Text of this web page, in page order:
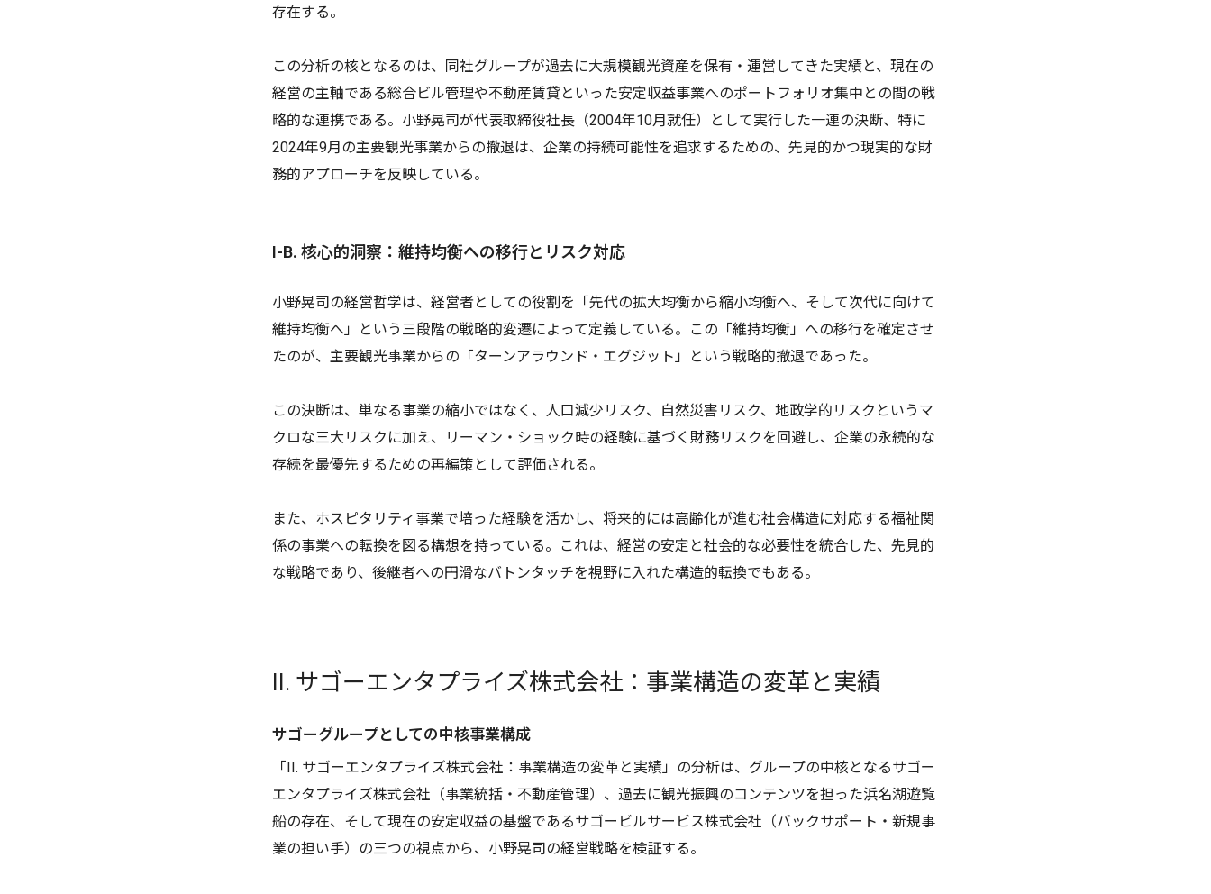
存在する。
この分析の核となるのは、同社グループが過去に大規模観光資産を保有・運営してきた実績と、現在の
経営の主軸である総合ビル管理や不動産賃貸といった安定収益事業へのポートフォリオ集中との間の戦
略的な連携である。小野晃司が代表取締役社長（2004年10月就任）として実行した一連の決断、特に
2024年9月の主要観光事業からの撤退は、企業の持続可能性を追求するための、先見的かつ現実的な財
務的アプローチを反映している。
I-B. 核心的洞察：維持均衡への移行とリスク対応
小野晃司の経営哲学は、経営者としての役割を「先代の拡大均衡から縮小均衡へ、そして次代に向けて
維持均衡へ」という三段階の戦略的変遷によって定義している。この「維持均衡」への移行を確定させ
たのが、主要観光事業からの「ターンアラウンド・エグジット」という戦略的撤退であった。
この決断は、単なる事業の縮小ではなく、人口減少リスク、自然災害リスク、地政学的リスクというマ
クロな三大リスクに加え、リーマン・ショック時の経験に基づく財務リスクを回避し、企業の永続的な
存続を最優先するための再編策として評価される。
また、ホスピタリティ事業で培った経験を活かし、将来的には高齢化が進む社会構造に対応する福祉関
係の事業への転換を図る構想を持っている。これは、経営の安定と社会的な必要性を統合した、先見的
な戦略であり、後継者への円滑なバトンタッチを視野に入れた構造的転換でもある。
II. サゴーエンタプライズ株式会社：事業構造の変革と実績
サゴーグループとしての中核事業構成
「II. サゴーエンタプライズ株式会社：事業構造の変革と実績」の分析は、グループの中核となるサゴー
エンタプライズ株式会社（事業統括・不動産管理）、過去に観光振興のコンテンツを担った浜名湖遊覧
船の存在、そして現在の安定収益の基盤であるサゴービルサービス株式会社（バックサポート・新規事
業の担い手）の三つの視点から、小野晃司の経営戦略を検証する。